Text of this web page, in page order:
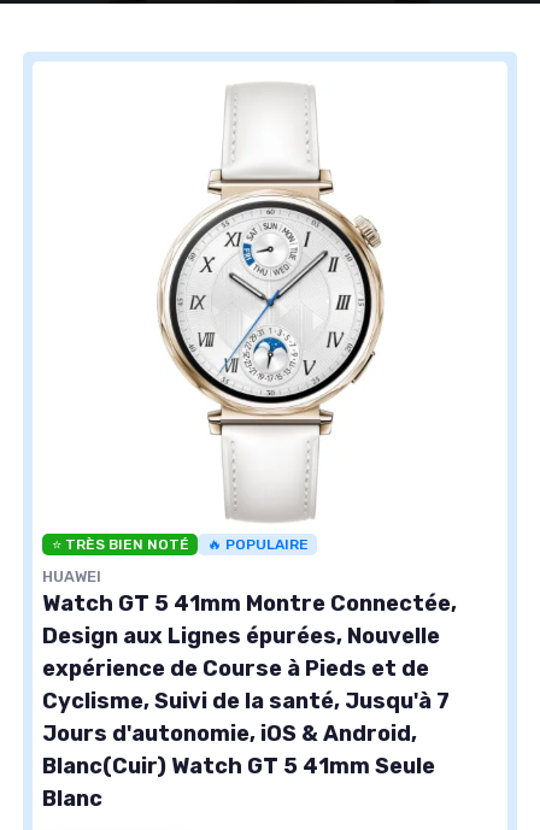
⭐ TRÈS BIEN NOTÉ 🔥 POPULAIRE
HUAWEI
Watch GT 5 41mm Montre Connectée,
Design aux Lignes épurées, Nouvelle
expérience de Course à Pieds et de
Cyclisme, Suivi de la santé, Jusqu'à 7
Jours d'autonomie, iOS & Android,
Blanc(Cuir) Watch GT 5 41mm Seule
Blanc